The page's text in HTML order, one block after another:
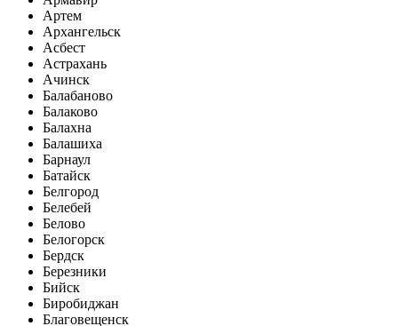
Артем
Архангельск
Асбест
Астрахань
Ачинск
Балабаново
Балаково
Балахна
Балашиха
Барнаул
Батайск
Белгород
Белебей
Белово
Белогорск
Бердск
Березники
Бийск
Биробиджан
Благовещенск